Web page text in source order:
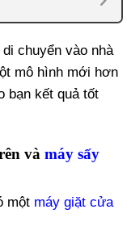
chuyển vào nhà
mô hình mới hơn
bạn kết quả tốt
và máy sấy
một máy giặt cửa